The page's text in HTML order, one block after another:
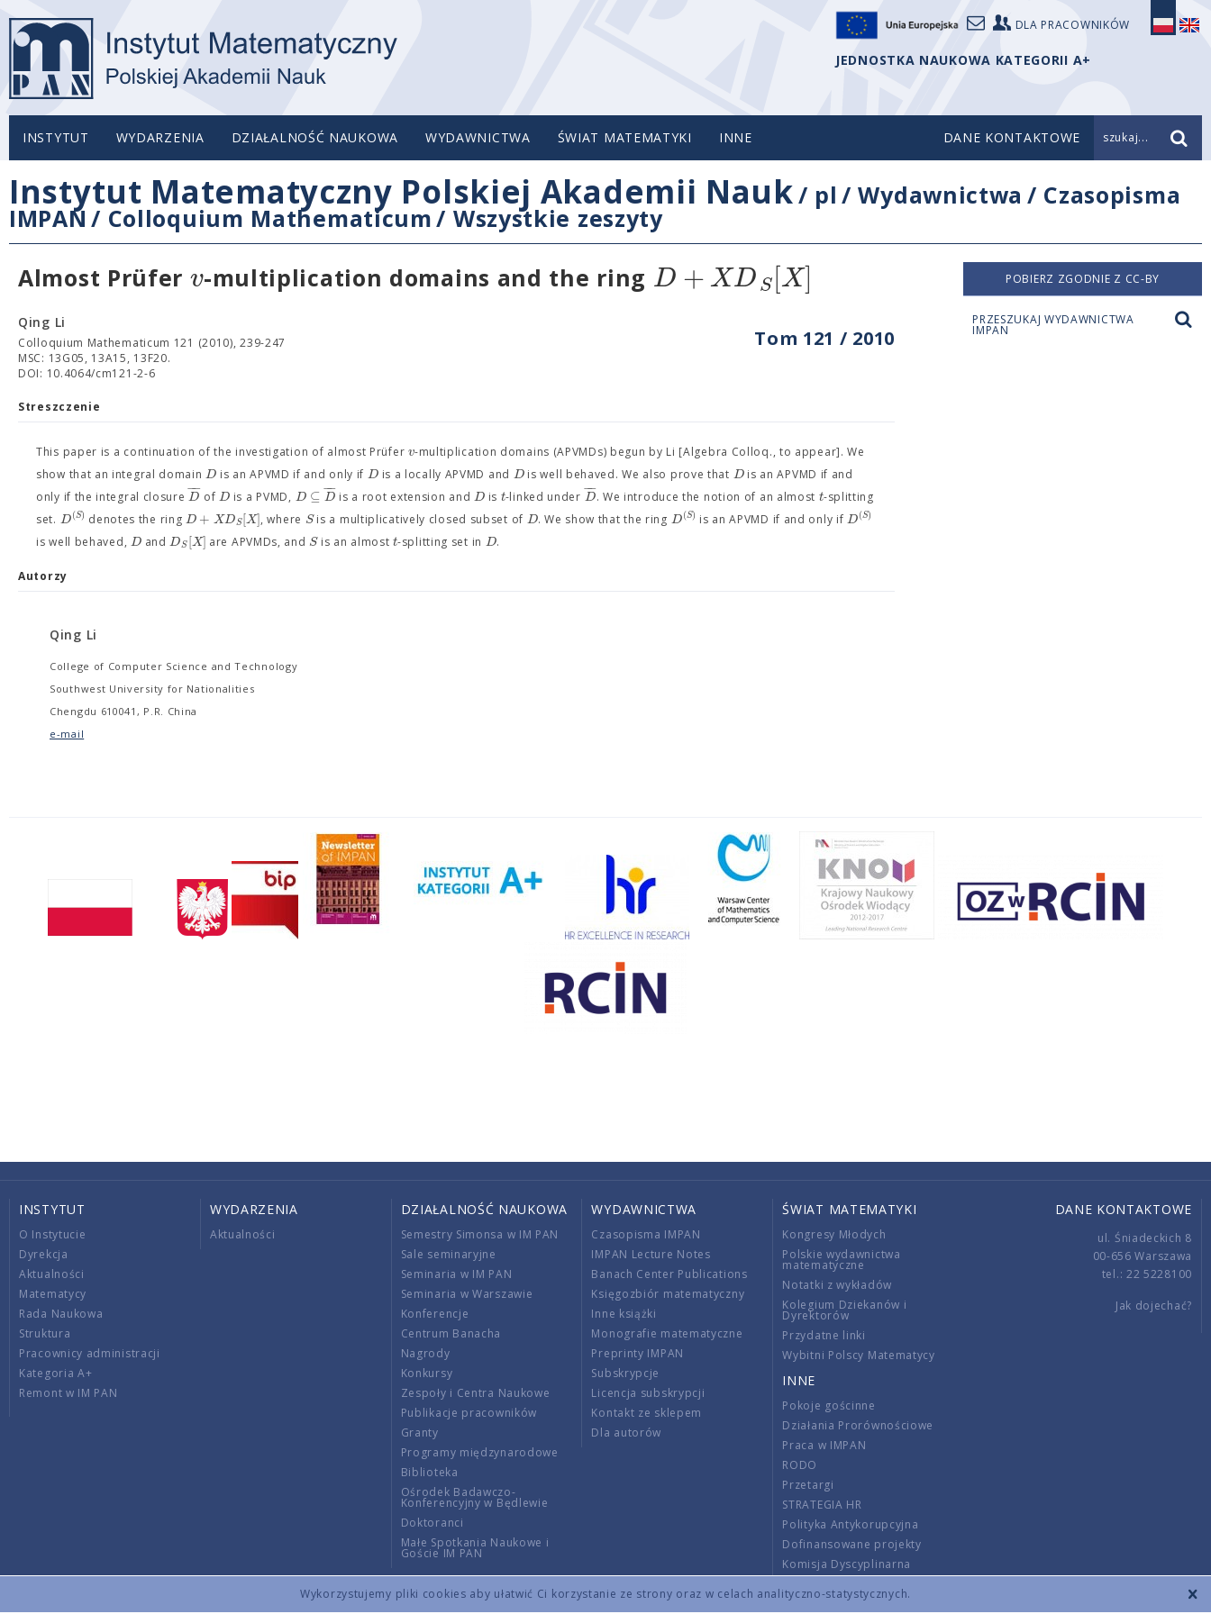
Wykorzystujemy pliki cookies aby ułatwić Ci korzystanie ze strony oraz w celach analityczno-statystycznych.
DLA PRACOWNIKÓW
JEDNOSTKA NAUKOWA KATEGORII A+
INSTYTUT WYDARZENIA DZIAŁALNOŚĆ NAUKOWA WYDAWNICTWA ŚWIAT MATEMATYKI INNE DANE KONTAKTOWE szukaj...
Instytut Matematyczny Polskiej Akademii Nauk/ pl /Wydawnictwa / Czasopisma
IMPAN / Colloquium Mathematicum/ Wszystkie zeszyty
Almost Prüfer v-multiplication domains and the ring D +XDS[X]
Tom 121 / 2010
Qing Li
Colloquium Mathematicum 121 (2010), 239-247
MSC: 13G05, 13A15, 13F20.
DOI: 10.4064/cm121-2-6
Streszczenie
This paper is a continuation of the investigation of almost Prüfer v-multiplication domains (APVMDs) begun by Li [Algebra Colloq., to appear]. We
show that an integral domainD is an APVMD if and only if Dis a locally APVMD and Dis well behaved. We also prove that Dis an APVMD if and
only if the integral closureD
−
− ofD is a PVMD, D ⊆ D
−
− is a root extension and Dis t-linked under D
−
−. We introduce the notion of an almost t-splitting
set. D(S) denotes the ringD+ XDS[X], where Sis a multiplicatively closed subset of D. We show that the ring D(S) is an APVMD if and only ifD(S)
is well behaved, DandDS[X] are APVMDs, and Sis an almostt-splitting set in D.
Autorzy
Qing Li
College of Computer Science and Technology
Southwest University for Nationalities
Chengdu 610041, P.R. China
e-mail
POBIERZ ZGODNIE Z CC-BY
PRZESZUKAJ WYDAWNICTWA
IMPAN
INSTYTUT
O Instytucie
Dyrekcja
Aktualności
Matematycy
Rada Naukowa
Struktura
Pracownicy administracji
Kategoria A+
Remont w IM PAN
WYDARZENIA
Aktualności
DZIAŁALNOŚĆ NAUKOWA
Semestry Simonsa w IM PAN
Sale seminaryjne
Seminaria w IM PAN
Seminaria w Warszawie
Konferencje
Centrum Banacha
Nagrody
Konkursy
Zespoły i Centra Naukowe
Publikacje pracowników
Granty
Programy międzynarodowe
Biblioteka
Ośrodek Badawczo-
Konferencyjny w Będlewie
Doktoranci
Małe Spotkania Naukowe i
Goście IM PAN
WYDAWNICTWA
Czasopisma IMPAN
IMPAN Lecture Notes
Banach Center Publications
Księgozbiór matematyczny
Inne książki
Monografie matematyczne
Preprinty IMPAN
Subskrypcje
Licencja subskrypcji
Kontakt ze sklepem
Dla autorów
ŚWIAT MATEMATYKI
Kongresy Młodych
Polskie wydawnictwa
matematyczne
Notatki z wykładów
Kolegium Dziekanów i
Dyrektorów
Przydatne linki
Wybitni Polscy Matematycy
INNE
Pokoje gościnne
Działania Prorównościowe
Praca w IMPAN
RODO
Przetargi
STRATEGIA HR
Polityka Antykorupcyjna
Dofinansowane projekty
Komisja Dyscyplinarna
Wnoszenie opłat
DANE KONTAKTOWE
ul. Śniadeckich 8
00-656 Warszawa
tel.: 22 5228100
Jak dojechać?